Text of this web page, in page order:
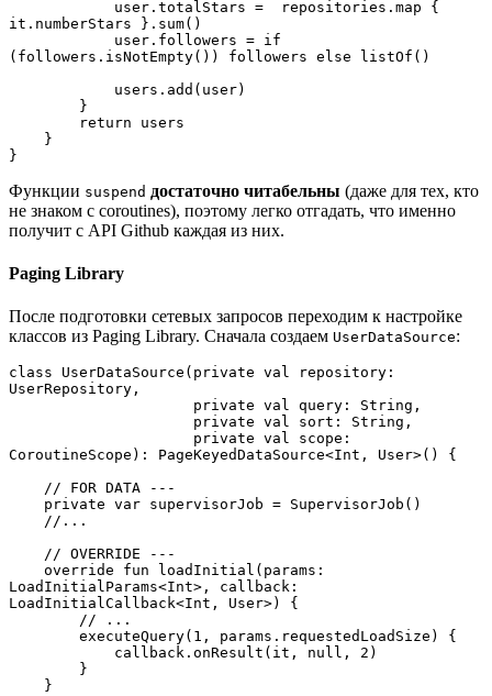
it.numberStars }.sum()
(followers.isNotEmpty()) followers else listOf()
            users.add(user)
        }
        return users
    }
}
Функции suspend достаточно читабельны (даже для тех, кто
не знаком с coroutines), поэтому легко отгадать, что именно
получит с API Github каждая из них.
Paging Library
После подготовки сетевых запросов переходим к настройке
классов из Paging Library. Сначала создаем UserDataSource:
class UserDataSource(private val repository:
UserRepository,
                     private val query: String,
                     private val sort: String,
CoroutineScope): PageKeyedDataSource<Int, User>() {
    // FOR DATA ---
    private var supervisorJob = SupervisorJob()
    //...
    // OVERRIDE ---
LoadInitialParams<Int>, callback:
LoadInitialCallback<Int, User>) {
        // ...
        executeQuery(1, params.requestedLoadSize) {
            callback.onResult(it, null, 2)
        }
    }